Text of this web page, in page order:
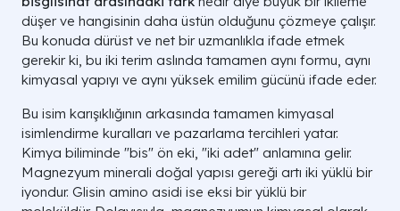
düşer ve hangisinin daha üstün olduğunu çözmeye çalışır.
Bu konuda dürüst ve net bir uzmanlıkla ifade etmek
gerekir ki, bu iki terim aslında tamamen aynı formu, aynı
kimyasal yapıyı ve aynı yüksek emilim gücünü ifade eder.
Bu isim karışıklığının arkasında tamamen kimyasal
isimlendirme kuralları ve pazarlama tercihleri yatar.
Kimya biliminde "bis" ön eki, "iki adet" anlamına gelir.
Magnezyum minerali doğal yapısı gereği artı iki yüklü bir
iyondur. Glisin amino asidi ise eksi bir yüklü bir